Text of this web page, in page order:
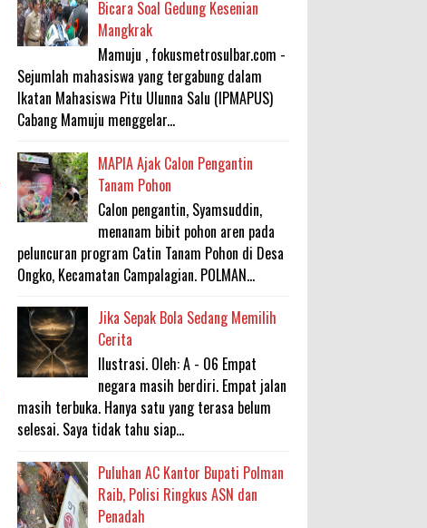
Bicara Soal Gedung Kesenian
Mangkrak
Mamuju , fokusmetrosulbar.com -
Sejumlah mahasiswa yang tergabung dalam
Ikatan Mahasiswa Pitu Ulunna Salu (IPMAPUS)
Cabang Mamuju menggelar...
MAPIA Ajak Calon Pengantin
Tanam Pohon
Calon pengantin, Syamsuddin,
menanam bibit pohon aren pada
peluncuran program Catin Tanam Pohon di Desa
Ongko, Kecamatan Campalagian. POLMAN...
Jika Sepak Bola Sedang Memilih
Cerita
Ilustrasi. Oleh: A - 06 Empat
negara masih berdiri. Empat jalan
masih terbuka. Hanya satu yang terasa belum
selesai. Saya tidak tahu siap...
Puluhan AC Kantor Bupati Polman
Raib, Polisi Ringkus ASN dan
Penadah